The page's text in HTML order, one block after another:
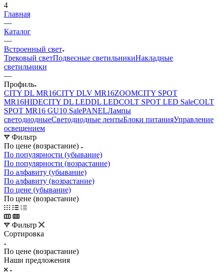
4
Главная
—
Каталог
—
Встроенный свет
Трековый светПодвесные светильникиНакладные
светильники
—
Профиль
CITY DL MR16CITY DLV MR16ZOOMCITY SPOT
MR16HIDECITY DL LEDDL LEDCOLT SPOT LED SaleCOLT
SPOT MR16 GU10 SalePANELЛампы
светодиодныеСветодиодные лентыБлоки питанияУправление
освещением
Фильтр
По цене (возрастание)
По популярности (убывание)
По популярности (возрастание)
По алфавиту (убывание)
По алфавиту (возрастание)
По цене (убывание)
По цене (возрастание)
Фильтр
Сортировка
По цене (возрастание)
Наши предложения